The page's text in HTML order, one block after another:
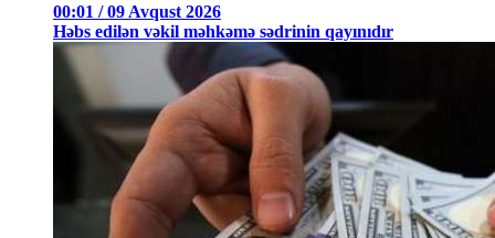
00:01 / 09 Avqust 2026
Həbs edilən vəkil məhkəmə sədrinin qayınıdır